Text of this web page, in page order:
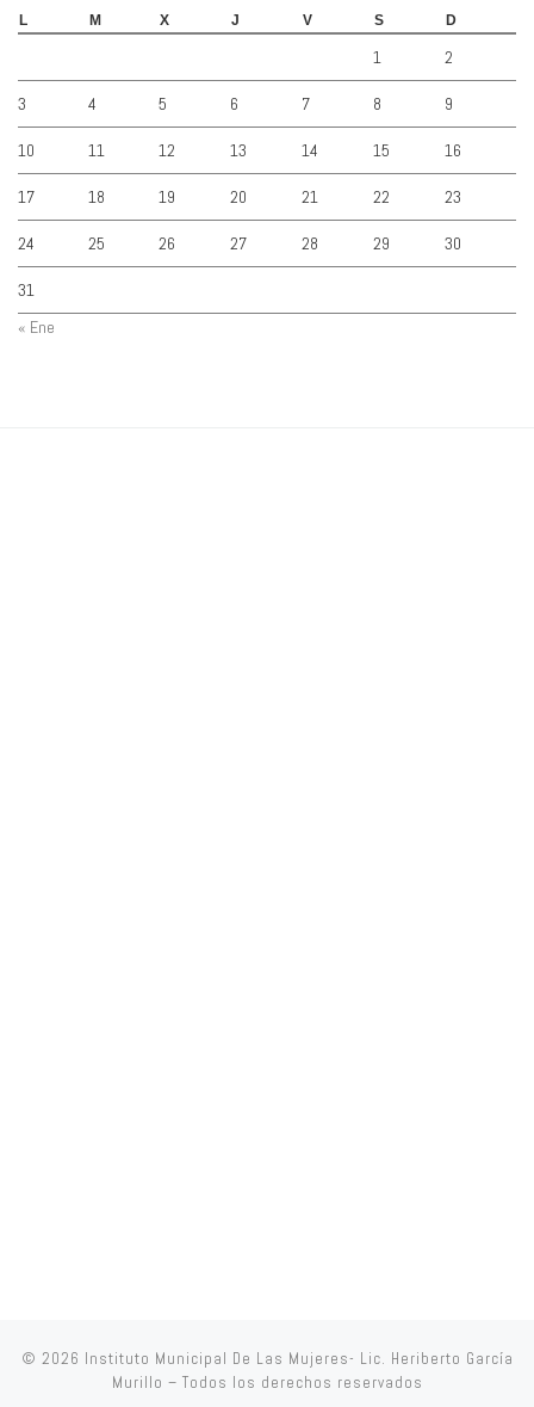
L M X J V S D
1 2
3 4 5 6 7 8 9
10 11 12 13 14 15 16
17 18 19 20 21 22 23
24 25 26 27 28 29 30
31
« Ene
© 2026 Instituto Municipal De Las Mujeres- Lic. Heriberto García
Murillo – Todos los derechos reservados